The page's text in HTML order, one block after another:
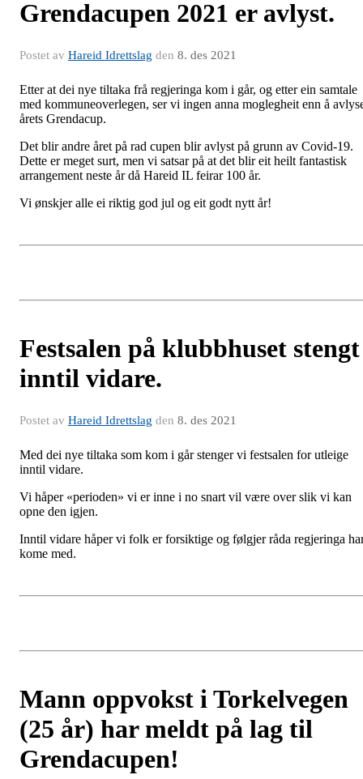
Grendacupen 2021 er avlyst.
Postet av Hareid Idrettslag den 8. des 2021
Etter at dei nye tiltaka frå regjeringa kom i går, og etter ein samtale
med kommuneoverlegen, ser vi ingen anna moglegheit enn å
årets Grendacup.
Det blir andre året på rad cupen blir avlyst på grunn av Covid-19.
Dette er meget surt, men vi satsar på at det blir eit heilt fantastisk
arrangement neste år då Hareid IL feirar 100 år.
Vi ønskjer alle ei riktig god jul og eit godt nytt år!
Festsalen på klubbhuset stengt
inntil vidare.
Postet av Hareid Idrettslag den 8. des 2021
Med dei nye tiltaka som kom i går stenger vi festsalen for utleige
inntil vidare.
Vi håper «perioden» vi er inne i no snart vil være over slik vi kan
opne den igjen.
Inntil vidare håper vi folk er forsiktige og følgjer råda regjeringa
kome med.
Mann oppvokst i Torkelvegen
(25 år) har meldt på lag til
Grendacupen!